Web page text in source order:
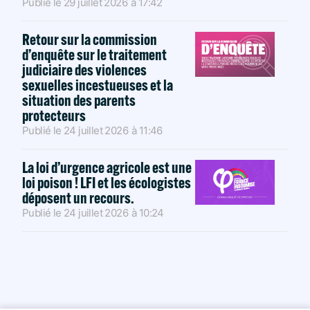
Retour sur la commission
d’enquête sur le traitement
judiciaire des violences
sexuelles incestueuses et la
situation des parents
protecteurs
Publié le 24 juillet 2026 à 11:46
La loi d’urgence agricole est une
loi poison ! LFI et les écologistes
déposent un recours.
Publié le 24 juillet 2026 à 10:24